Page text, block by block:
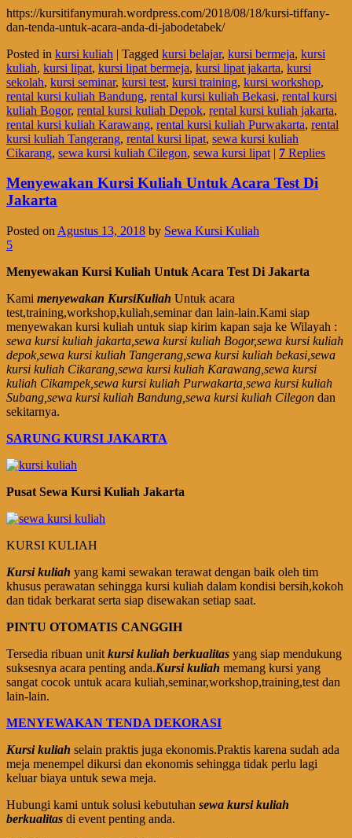
https://kursitifanymurah.wordpress.com/2018/08/18/kursi-tiffany-
dan-tenda-untuk-acara-anda-di-jabodetabek/
Posted in kursi kuliah | Tagged kursi belajar, kursi bermeja, kursi
kuliah, kursi lipat, kursi lipat bermeja, kursi lipat jakarta, kursi
sekolah, kursi seminar, kursi test, kursi training, kursi workshop,
rental kursi kuliah Bandung, rental kursi kuliah Bekasi, rental kursi
kuliah Bogor, rental kursi kuliah Depok, rental kursi kuliah jakarta,
rental kursi kuliah Karawang, rental kursi kuliah Purwakarta, rental
kursi kuliah Tangerang, rental kursi lipat, sewa kursi kuliah
Cikarang, sewa kursi kuliah Cilegon, sewa kursi lipat | 7 Replies
Menyewakan Kursi Kuliah Untuk Acara Test Di
Jakarta
Posted on Agustus 13, 2018 by Sewa Kursi Kuliah
5
Menyewakan Kursi Kuliah Untuk Acara Test Di Jakarta
Kami menyewakan KursiKuliah Untuk acara
test,training,workshop,kuliah,seminar dan lain-lain.Kami siap
menyewakan kursi kuliah untuk siap kirim kapan saja ke Wilayah :
sewa kursi kuliah jakarta,sewa kursi kuliah Bogor,sewa kursi kuliah
depok,sewa kursi kuliah Tangerang,sewa kursi kuliah bekasi,sewa
kursi kuliah Cikarang,sewa kursi kuliah Karawang,sewa kursi
kuliah Cikampek,sewa kursi kuliah Purwakarta,sewa kursi kuliah
Subang,sewa kursi kuliah Bandung,sewa kursi kuliah Cilegon dan
sekitarnya.
SARUNG KURSI JAKARTA
Pusat Sewa Kursi Kuliah Jakarta
KURSI KULIAH
Kursi kuliah yang kami sewakan terawat dengan baik oleh tim
khusus perawatan sehingga kursi kuliah dalam kondisi bersih,kokoh
dan tidak berkarat serta siap disewakan setiap saat.
PINTU OTOMATIS CANGGIH
Tersedia ribuan unit kursi kuliah berkualitas yang siap mendukung
suksesnya acara penting anda.Kursi kuliah memang kursi yang
sangat cocok untuk acara kuliah,seminar,workshop,training,test dan
lain-lain.
MENYEWAKAN TENDA DEKORASI
Kursi kuliah selain praktis juga ekonomis.Praktis karena sudah ada
meja menempel dikursi dan ekonomis sehingga tidak perlu lagi
keluar biaya untuk sewa meja.
Hubungi kami untuk solusi kebutuhan sewa kursi kuliah
berkualitas di event penting anda.